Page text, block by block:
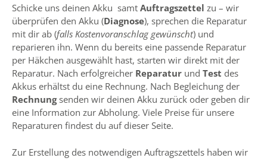
Schicke uns deinen Akku samt Auftragszettel zu – wir
überprüfen den Akku (Diagnose), sprechen die Reparatur
mit dir ab (falls Kostenvoranschlag gewünscht) und
reparieren ihn. Wenn du bereits eine passende Reparatur
per Häkchen ausgewählt hast, starten wir direkt mit der
Reparatur. Nach erfolgreicher Reparatur und Test des
Akkus erhältst du eine Rechnung. Nach Begleichung der
Rechnungsenden wir deinen Akku zurück oder geben dir
eine Information zur Abholung. Viele Preise für unsere
Reparaturen findest du auf dieser Seite.
Zur Erstellung des notwendigen Auftragszettels haben wir